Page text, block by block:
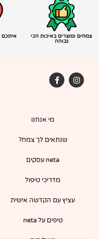
צמחים ומוצרים באיכות הכי
גבוהה
איתכם
I
n
s
F
a
c
o
-
f
מי אנחנו
שנתאים לך צמח?
neta עסקים
מדריכי טיפול
עציץ עם הקדשה אישית
טיפים על neta